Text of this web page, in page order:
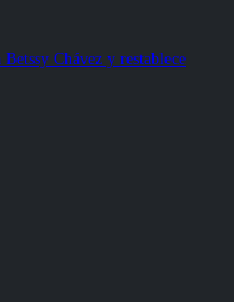
Chávez y restablece